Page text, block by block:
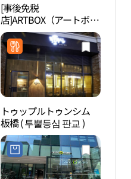
[事後免税
店]ARTBOX（アートボッ
クス）・パンギョ（板
橋）アヴェニューフラン
店(아트박스 판교아브뉴
프랑점)
トゥップルトゥンシム
板橋 ( 투뿔등심 판교 )